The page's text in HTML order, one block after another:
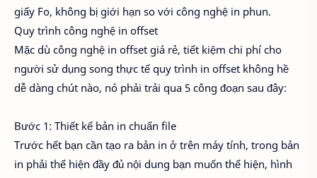
giấy Fo, không bị giới hạn so với công nghệ in phun.
Quy trình công nghệ in offset
Mặc dù công nghệ in offset giá rẻ, tiết kiệm chi phí cho
người sử dụng song thực tế quy trình in offset không hề
dễ dàng chút nào, nó phải trải qua 5 công đoạn sau đây:
Bước 1: Thiết kế bản in chuẩn file
Trước hết bạn cần tạo ra bản in ở trên máy tính, trong bản
in phải thể hiện đầy đủ nội dung bạn muốn thể hiện, hình